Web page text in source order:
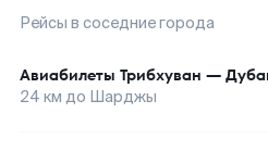
Рейсы в соседние города
Авиабилеты Трибхуван —
24 км до Шарджы